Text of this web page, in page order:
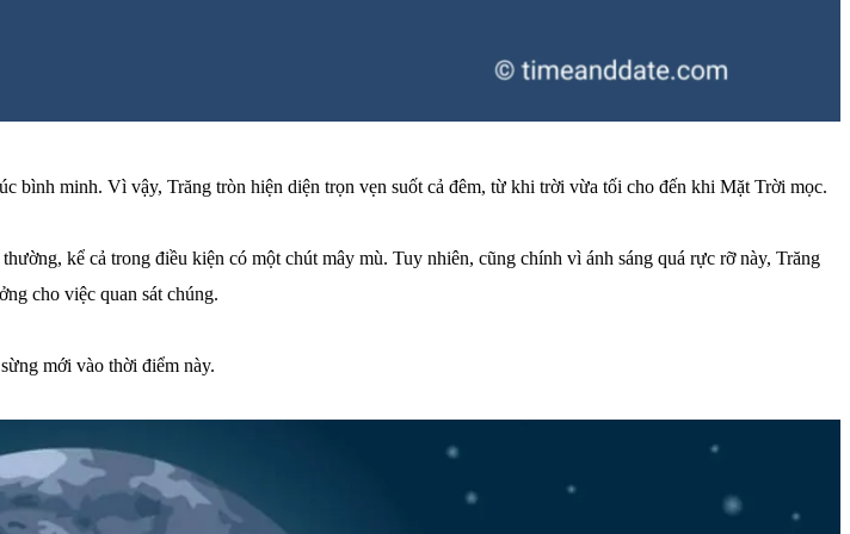
bình minh. Vì vậy, Trăng tròn hiện diện trọn vẹn suốt cả đêm, từ khi trời vừa tối cho đến khi Mặt Trời mọc.
kể cả trong điều kiện có một chút mây mù. Tuy nhiên, cũng chính vì ánh sáng quá rực rỡ này, Trăng
cho việc quan sát chúng.
mới vào thời điểm này.